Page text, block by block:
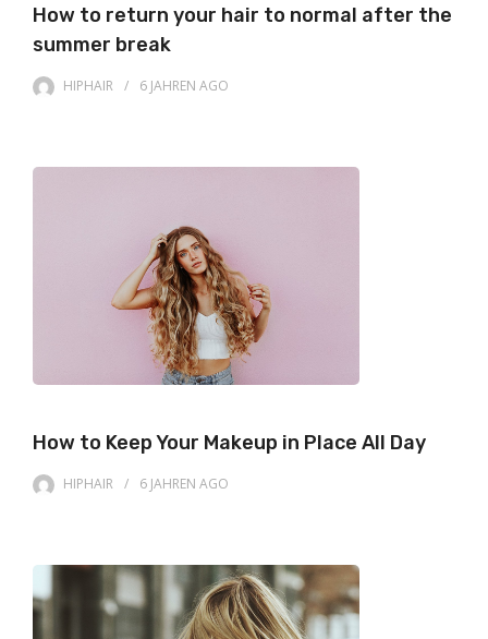
How to return your hair to normal after the
summer break
HIPHAIR 6 JAHREN AGO
How to Keep Your Makeup in Place All Day
HIPHAIR 6 JAHREN AGO